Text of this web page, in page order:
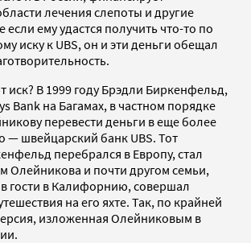
лечения слепоты и другие
если ему удастся получить что-то по
иску к UBS, он и эти деньги обещал
иск? В 1999 году Брэдли Биркенфельд,
Bank на Багамах, в частном порядке
перевести деньги в еще более
— швейцарский банк UBS. Тот
перебрался в Европу, стал
Олейникова и почти другом семьи,
гости в Калифорнию, совершал
на его яхте. Так, по крайней
изложенная Олейниковым в